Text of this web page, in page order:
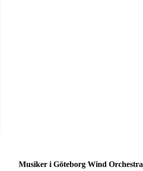
Musiker i Göteborg Wind Orchestra